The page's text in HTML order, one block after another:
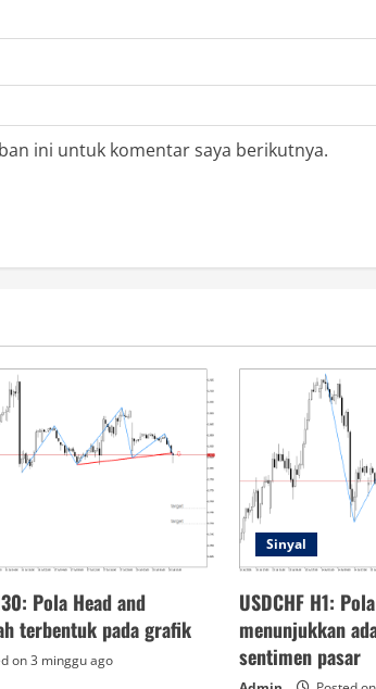
ini untuk komentar saya berikutnya.
Pola Head and
terbentuk pada grafik
on 3 minggu ago
Sinyal
USDCHF H1:
menunjukkan
sentimen pasar